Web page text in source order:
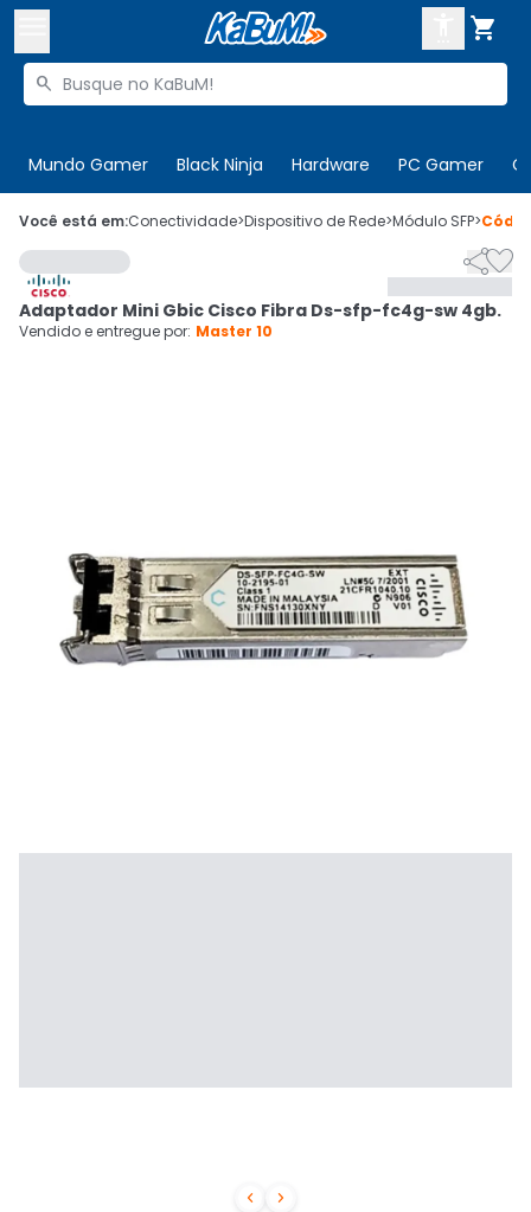

Buscar produtos

Mundo Gamer Black Ninja Hardware PC Gamer
 Olá. Acesse sua conta
 Departamentos
Cupons
CADASTRE-SE
Você está em:Conectividade>Dispositivo de Rede>Módulo SFP>
 

Adaptador Mini Gbic Cisco Fibra Ds-sfp-fc4g-sw 4gb.
Vendido e entregue por: Master 10